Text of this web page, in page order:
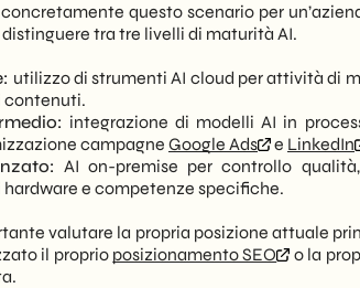
questo scenario per
tra tre livelli di maturità AI.
utilizzo di strumenti AI cloud per attività di
contenuti.
integrazione di modelli AI in
campagne Google Ads e LinkedIn
AI on-premise per controllo
e competenze specifiche.
valutare la propria posizione attuale
il proprio posizionamento SEO
o la